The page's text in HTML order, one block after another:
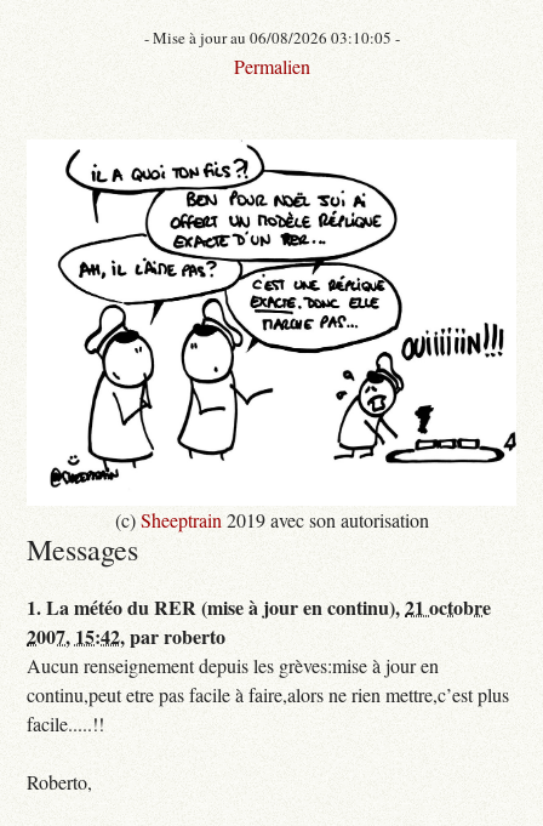
- Mise à jour au 06/08/2026 03:10:05 -
Permalien
(c)Sheeptrain 2019 avec son autorisation
Messages
1.La météo du RER (mise à jour en continu),21 octobre
2007, 15:42,parroberto
Aucun renseignement depuis les grèves:mise à jour en
continu,peut etre pas facile à faire,alors ne rien mettre,c’est plus
facile.....!!
Roberto,